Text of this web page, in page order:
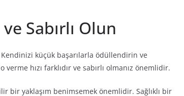
Sabırlı Olun
küçük başarılarla ödüllendirin ve
hızı farklıdır ve sabırlı olmanız önemlidir.
bir yaklaşım benimsemek önemlidir. Sağlıklı bir